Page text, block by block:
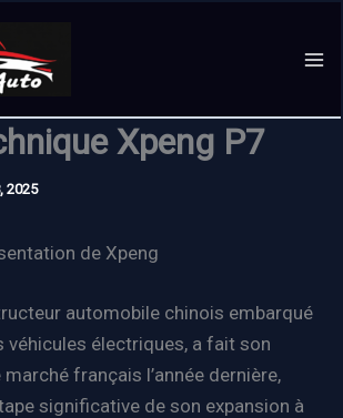
Xpeng P7
2025
de Xpeng
automobile chinois embarqué
véhicules électriques, a fait son
français l’année dernière,
significative de son expansion à